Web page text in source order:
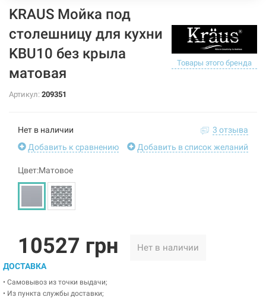
KRAUS Мойка под
столешницу для кухни
KBU10 без крыла
матовая
Товары этого бренда
Артикул: 209351
Нет в наличии
3 отзыва
Добавить к сравнению
Добавить в список желаний
Цвет:Матовое
10527 грн Нет в наличии
ДОСТАВКА
• Самовывоз из точки выдачи;
• Из пункта службы доставки;